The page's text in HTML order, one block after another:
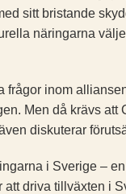
sitt bristande
näringarna
inom
Men då krävs att
diskuterar
i Sverige –
driva tillväxten i